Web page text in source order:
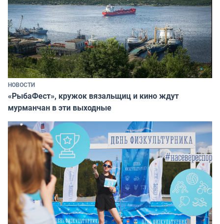
НОВОСТИ
«РыбаФест», кружок вязальщиц и кино ждут
мурманчан в эти выходные